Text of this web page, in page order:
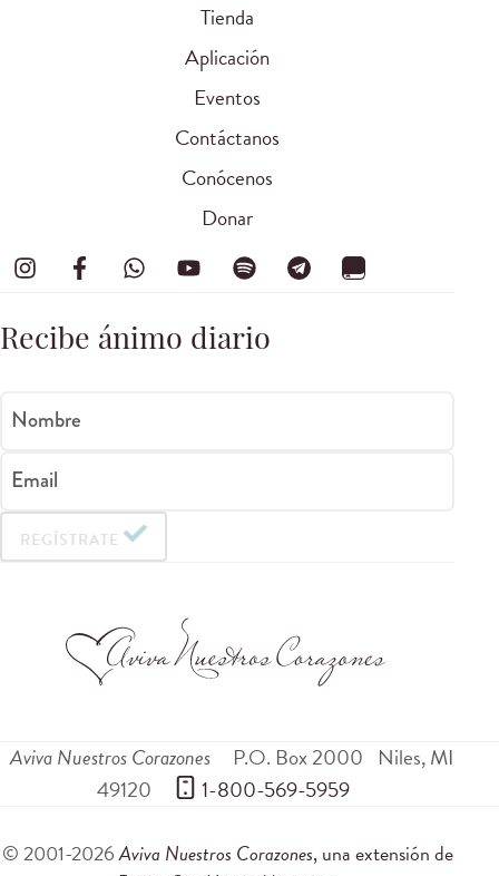
Tienda
Aplicación
Eventos
Contáctanos
Conócenos
Donar
Recibe ánimo diario
Nombre
Email
REGÍSTRATE
Aviva Nuestros Corazones P.O. Box 2000 Niles,MI
49120
1-800-569-5959
© 2001-2026Aviva Nuestros Corazones, una extensión de